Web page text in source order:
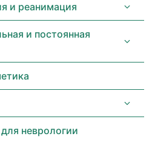
и реанимация
и постоянная
неврологии